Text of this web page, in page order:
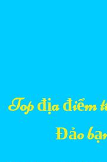
Top địa điểm
Đảo